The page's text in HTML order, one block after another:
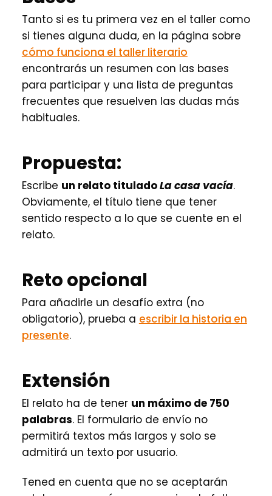
Tanto si es tu primera vez en el taller como
si tienes alguna duda, en la página sobre
cómo funciona el taller literario
encontrarás un resumen con las bases
para participar y una lista de preguntas
frecuentes que resuelven las dudas más
habituales.
Propuesta:
Escribe un relato tituladoLa casa vacía.
Obviamente, el título tiene que tener
sentido respecto a lo que se cuente en el
relato.
Reto opcional
Para añadirle un desafío extra (no
obligatorio), prueba a escribir la historia en
presente.
Extensión
El relato ha de tener un máximo de 750
palabras. El formulario de envío no
permitirá textos más largos y solo se
admitirá un texto por usuario.
Tened en cuenta que no se aceptarán